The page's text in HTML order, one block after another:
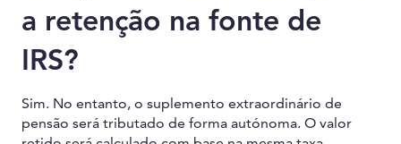
a retenção na fonte de
IRS?
Sim. No entanto, o suplemento extraordinário de
pensão será tributado de forma autónoma. O valor